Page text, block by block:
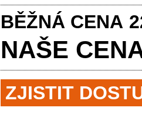
BĚŽNÁ CENA
NAŠE
ZJISTIT